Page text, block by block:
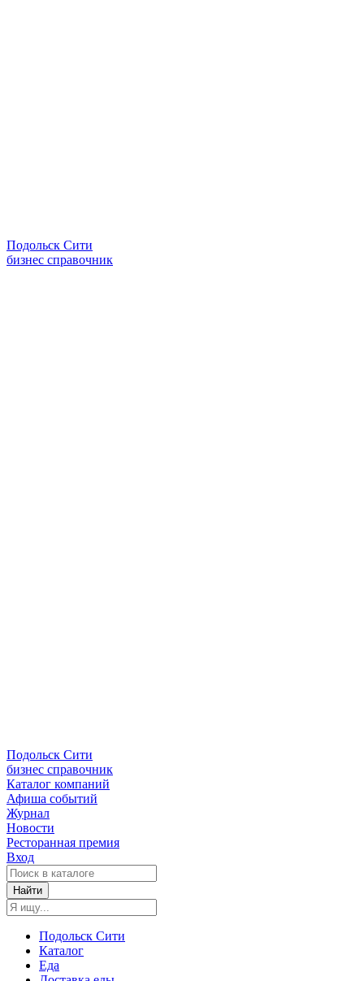
Подольск Сити
бизнес справочник
Подольск Сити
бизнес справочник
Каталог компаний
Афиша событий
Журнал
Новости
Ресторанная премия
Вход
Найти
Подольск Сити
Каталог
Еда